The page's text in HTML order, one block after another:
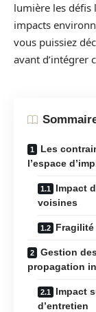
lumière les défis
impacts
vous puissiez
avant d’intégrer
Les
l’espace
Impact
voisines
Fragilité
Gestion
propagation
Impact
d’entretien